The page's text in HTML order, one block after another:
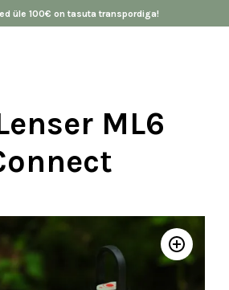
üle 100€ on tasuta transpordiga!
ML6